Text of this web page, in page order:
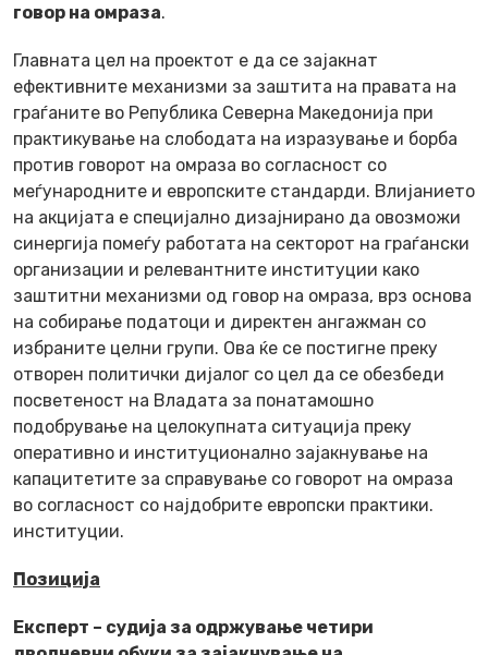
говор на омраза.
Главната цел на проектот е да се зајакнат
ефективните механизми за заштита на правата на
граѓаните во Република Северна Македонија при
практикување на слободата на изразување и борба
против говорот на омраза во согласност со
меѓународните и европските стандарди. Влијанието
на акцијата е специјално дизајнирано да овозможи
синергија помеѓу работата на секторот на граѓански
организации и релевантните институции како
заштитни механизми од говор на омраза, врз основа
на собирање податоци и директен ангажман со
избраните целни групи. Ова ќе се постигне преку
отворен политички дијалог со цел да се обезбеди
посветеност на Владата за понатамошно
подобрување на целокупната ситуација преку
оперативно и институционално зајакнување на
капацитетите за справување со говорот на омраза
во согласност со најдобрите европски практики.
институции.
Позиција
Експерт – судија за одржување четири